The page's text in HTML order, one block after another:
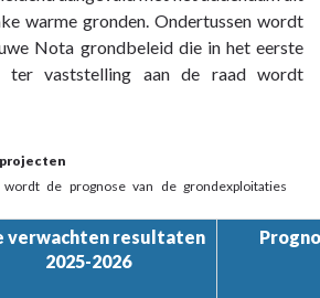
warme gronden. Ondertussen wordt
Nota grondbeleid die in het eerste
ter vaststelling aan de raad wordt
de prognose van de grondexploitaties
verwachten resultaten
2025-2026